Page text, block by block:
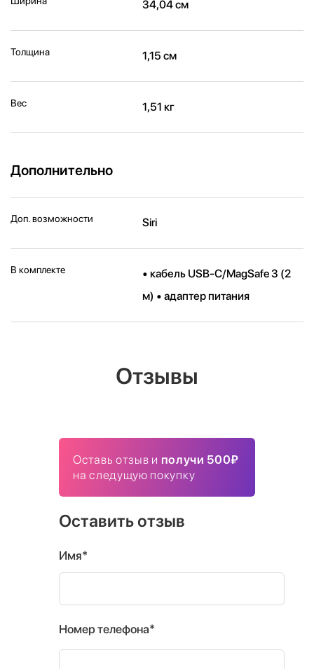
34,04 см
Толщина 1,15 см
Вес 1,51 кг
Дополнительно
Доп. возможности Siri
В комплекте
• кабель USB-C/MagSafe 3 (2
м) • адаптер питания
Отзывы
Оставь отзыв и получи 500₽
на следущую покупку
Оставить отзыв
Имя*
Номер телефона*